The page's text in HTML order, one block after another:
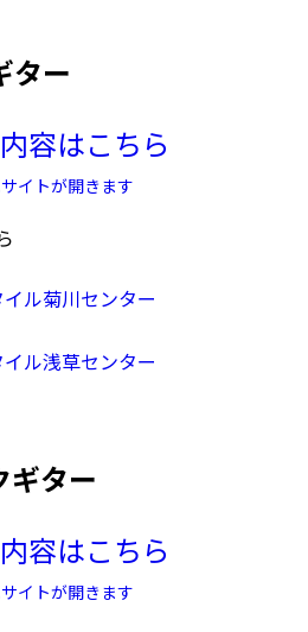
ター
容はこちら
イトが開きます
ル菊川センター
ル浅草センター
ギター
容はこちら
イトが開きます